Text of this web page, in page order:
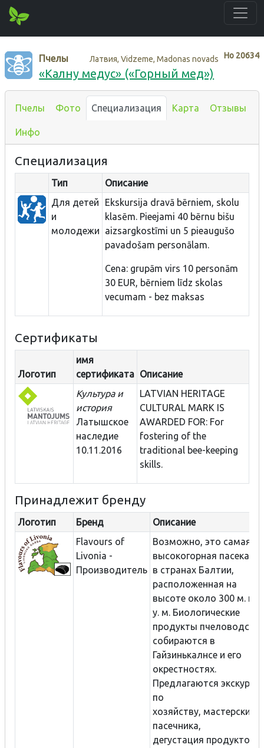
Нo 20634
Пчелы Латвия, Vidzeme, Madonas novads
«Калну медус» («Горный мед»)
Пчелы Фото Специализация Карта Отзывы
Инфо
Специализация
Тип
Описание
Для детей
и
молодежи
Ekskursija dravā bērniem, skolu
klasēm. Pieejami 40 bērnu bišu
aizsargkostīmi un 5 pieaugušo
pavadošam personālam.
Cena: grupām virs 10 personām
30 EUR, bērniem līdz skolas
vecumam - bez maksas
Сертификаты
Логотип
имя
сертификата Описание
Культура и
история
Латышское
наследие
10.11.2016
LATVIAN HERITAGE
CULTURAL MARK IS
AWARDED FOR: For
fostering of the
traditional bee-keeping
skills.
Принадлежит бренду
Логотип Бренд
Описание
Flavours of
Livonia -
Производитель
Возможно, это самая
высокогорная пасека
в странах Балтии,
расположенная на
высоте около 300 м.
у. м. Биологические
продукты
собираются в
Гайзинькалнсе и его
окрестностях.
Предлагаются
по
хозяйству, мастерские
пасечника,
дегустация продуктов